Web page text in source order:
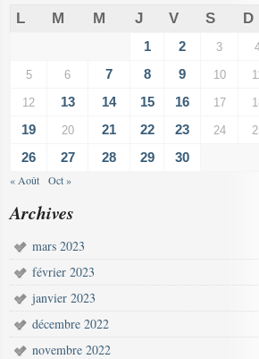
L M M J V S D
1 2 3
5 6 7 8 9 10
12 13 14 15 16 17
19 20 21 22 23 24
26 27 28 29 30
« Août Oct »
Archives
mars 2023
février 2023
janvier 2023
décembre 2022
novembre 2022